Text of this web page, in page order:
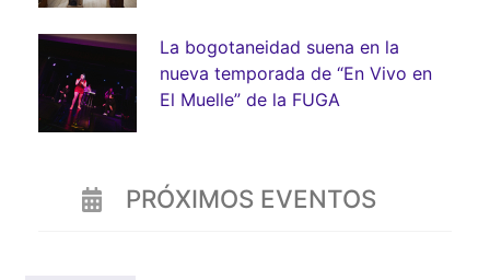
La bogotaneidad suena en la
nueva temporada de “En Vivo en
El Muelle” de la FUGA
PRÓXIMOS EVENTOS